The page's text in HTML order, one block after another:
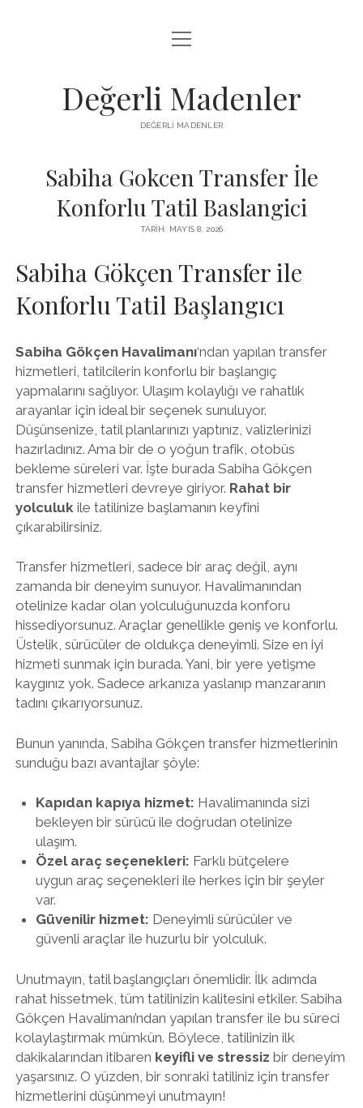
FACEBOOK TAKIPÇI YÜKSELTME HILESI
menüyü
aç
Değerli Madenler
DEĞERLI MADENLER
Sabiha Gokcen Transfer İle
Konforlu Tatil Baslangici
TARIH: MAYIS 8, 2026
Sabiha Gökçen Transfer ile
Konforlu Tatil Başlangıcı
Sabiha Gökçen Havalimanı‘ndan yapılan transfer
hizmetleri, tatilcilerin konforlu bir başlangıç
yapmalarını sağlıyor. Ulaşım kolaylığı ve rahatlık
arayanlar için ideal bir seçenek sunuluyor.
Düşünsenize, tatil planlarınızı yaptınız, valizlerinizi
hazırladınız. Ama bir de o yoğun trafik, otobüs
bekleme süreleri var. İşte burada Sabiha Gökçen
transfer hizmetleri devreye giriyor. Rahat bir
yolculuk ile tatilinize başlamanın keyfini
çıkarabilirsiniz.
Transfer hizmetleri, sadece bir araç değil, aynı
zamanda bir deneyim sunuyor. Havalimanından
otelinize kadar olan yolculuğunuzda konforu
hissediyorsunuz. Araçlar genellikle geniş ve konforlu.
Üstelik, sürücüler de oldukça deneyimli. Size en iyi
hizmeti sunmak için burada. Yani, bir yere yetişme
kaygınız yok. Sadece arkanıza yaslanıp manzaranın
tadını çıkarıyorsunuz.
Bunun yanında, Sabiha Gökçen transfer hizmetlerinin
sunduğu bazı avantajlar şöyle:
Kapıdan kapıya hizmet: Havalimanında sizi
bekleyen bir sürücü ile doğrudan otelinize
ulaşım.
Özel araç seçenekleri: Farklı bütçelere
uygun araç seçenekleri ile herkes için bir şeyler
var.
Güvenilir hizmet: Deneyimli sürücüler ve
güvenli araçlar ile huzurlu bir yolculuk.
Unutmayın, tatil başlangıçları önemlidir. İlk adımda
rahat hissetmek, tüm tatilinizin kalitesini etkiler. Sabiha
Gökçen Havalimanı’ndan yapılan transfer ile bu süreci
kolaylaştırmak mümkün. Böylece, tatilinizin ilk
dakikalarından itibaren keyifli ve stressiz bir deneyim
yaşarsınız. O yüzden, bir sonraki tatiliniz için transfer
hizmetlerini düşünmeyi unutmayın!